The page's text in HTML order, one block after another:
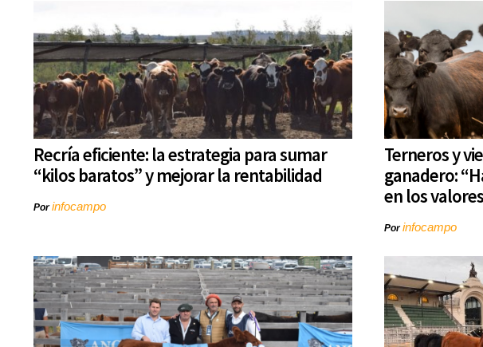
Recría eficiente: la estrategia para sumar
“kilos baratos” y mejorar la rentabilidad
Porinfocampo
Terneros y
ganadero:
en los
Porinfocampo